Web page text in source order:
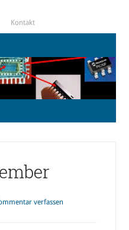
Kontakt
verfassen